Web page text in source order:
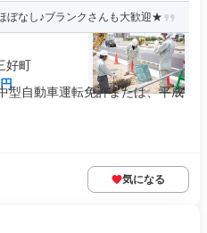
ぼなし♪ブランクさんも大歓迎★
好町
型自動車運転免許または、平成
気になる